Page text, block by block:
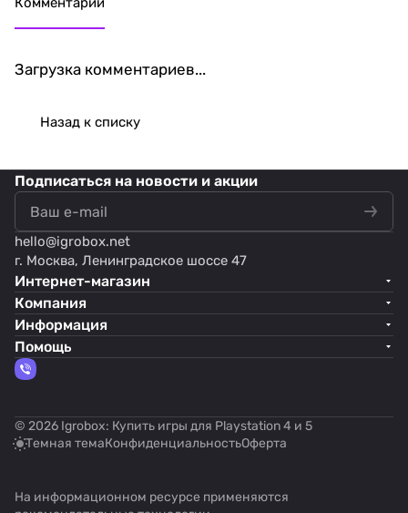
Загрузка комментариев...
Назад к списку
Подписаться на новости и акции
hello@igrobox.net
г. Москва, Ленинградское шоссе 47
Интернет-магазин
Компания
Информация
Помощь
© 2026 Igrobox: Купить игры для Playstation 4 и 5
Темная темаКонфиденциальностьОферта
На информационном ресурсе применяются